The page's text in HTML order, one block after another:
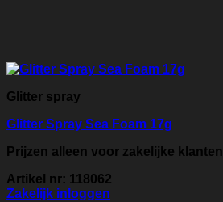
Glitter spray
Glitter Spray Sea Foam 17g
Prijzen alleen voor zakelijke klanten
Artikel nr: 118062
Zakelijk inloggen